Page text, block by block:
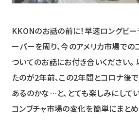
KKONのお話の前に！早速ロングビ
ーパーを周り、今のアメリカ市場での
ついてのお話にお付き合いください。
たのが2年前、この2年間とコロナ後
あるのかな…と、とても楽しみにして
コンブチャ市場の変化を簡単にまとめ